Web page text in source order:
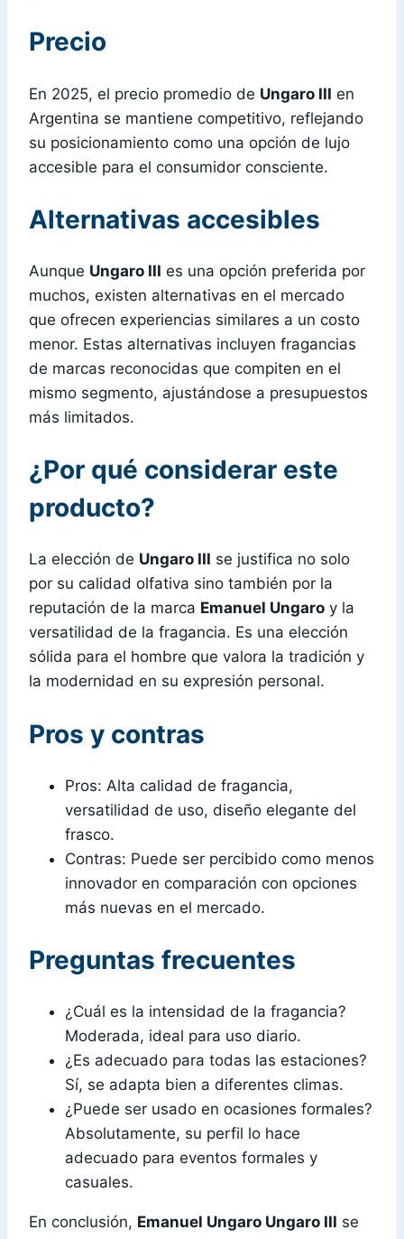
Precio
En 2025, el precio promedio de Ungaro III en
Argentina se mantiene competitivo, reflejando
su posicionamiento como una opción de lujo
accesible para el consumidor consciente.
Alternativas accesibles
Aunque Ungaro III es una opción preferida por
muchos, existen alternativas en el mercado
que ofrecen experiencias similares a un costo
menor. Estas alternativas incluyen fragancias
de marcas reconocidas que compiten en el
mismo segmento, ajustándose a presupuestos
más limitados.
¿Por qué considerar este
producto?
La elección de Ungaro III se justifica no solo
por su calidad olfativa sino también por la
reputación de la marca Emanuel Ungaro y la
versatilidad de la fragancia. Es una elección
sólida para el hombre que valora la tradición y
la modernidad en su expresión personal.
Pros y contras
Pros: Alta calidad de fragancia,
versatilidad de uso, diseño elegante del
frasco.
Contras: Puede ser percibido como menos
innovador en comparación con opciones
más nuevas en el mercado.
Preguntas frecuentes
¿Cuál es la intensidad de la fragancia?
Moderada, ideal para uso diario.
¿Es adecuado para todas las estaciones?
Sí, se adapta bien a diferentes climas.
¿Puede ser usado en ocasiones formales?
Absolutamente, su perfil lo hace
adecuado para eventos formales y
casuales.
En conclusión, Emanuel Ungaro Ungaro III se